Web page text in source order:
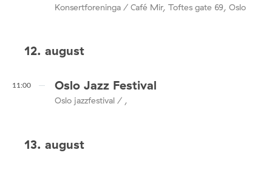
Konsertforeninga / Café Mir, Toftes gate 69, Oslo
12. august
11:00 Oslo Jazz Festival
Oslo jazzfestival / ,
13. august